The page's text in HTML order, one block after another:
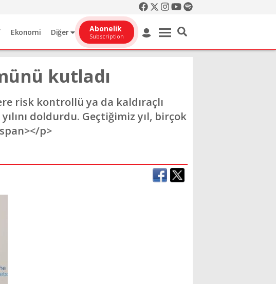
Ekonomi Diğer Abonelik
Subscription
kutladı
risk kontrollü ya da kaldıraçlı
doldurdu. Geçtiğimiz yıl, birçok
p>